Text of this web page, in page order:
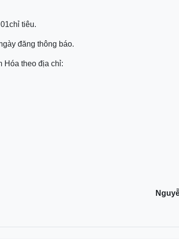
tiêu.
đăng thông báo.
Hóa theo địa chỉ: